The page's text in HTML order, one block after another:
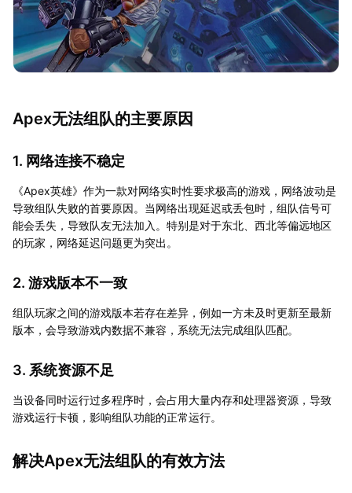
Apex无法组队的主要原因
1. 网络连接不稳定
《Apex英雄》作为一款对网络实时性要求极高的游戏，网络波动是
导致组队失败的首要原因。当网络出现延迟或丢包时，组队信号可
能会丢失，导致队友无法加入。特别是对于东北、西北等偏远地区
的玩家，网络延迟问题更为突出。
2. 游戏版本不一致
组队玩家之间的游戏版本若存在差异，例如一方未及时更新至最新
版本，会导致游戏内数据不兼容，系统无法完成组队匹配。
3. 系统资源不足
当设备同时运行过多程序时，会占用大量内存和处理器资源，导致
游戏运行卡顿，影响组队功能的正常运行。
解决Apex无法组队的有效方法